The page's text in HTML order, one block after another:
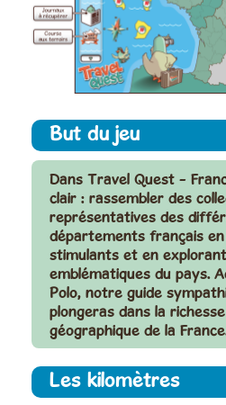
But du jeu
Dans Travel Quest -
clair : rassembler des
représentatives des
départements français
stimulants et en
emblématiques du pays.
Polo, notre guide
plongeras dans la
géographique de la
Les kilomètres